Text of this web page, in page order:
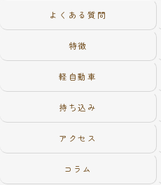
よくある質問
特徴
軽自動車
持ち込み
アクセス
コラム